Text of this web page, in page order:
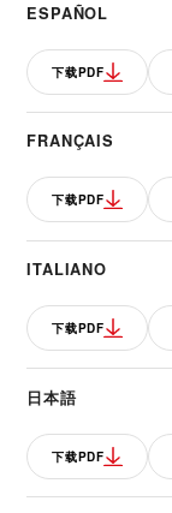
ESPAÑOL
下载PDF
FRANÇAIS
下载PDF
ITALIANO
下载PDF
日本語
下载PDF